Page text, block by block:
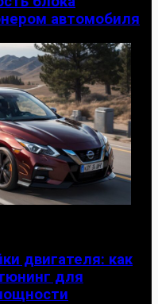
автомобиля
двигателя: как
для